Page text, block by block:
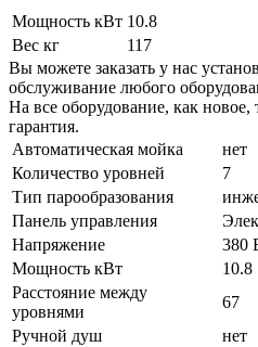
Мощность кВт 10.8
Вес кг
117
Вы можете заказать у нас
обслуживание любого
На все оборудование, как новое,
гарантия.
Автоматическая мойка
нет
Количество уровней
7
Тип парообразования
Панель управления
Напряжение
380
Мощность кВт
10.8
Расстояние между
уровнями
67
Ручной душ
нет